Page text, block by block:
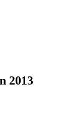
2013